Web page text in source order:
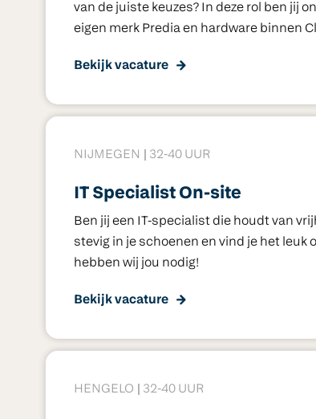
van de juiste keuzes? In deze rol ben jij
eigen merk Predia en hardware binnen
Bekijk vacature
NIJMEGEN 32-40 UUR
IT Specialist On-site
Ben jij een IT-specialist die houdt van
stevig in je schoenen en vind je het leuk
hebben wij jou nodig!
Bekijk vacature
HENGELO 32-40 UUR